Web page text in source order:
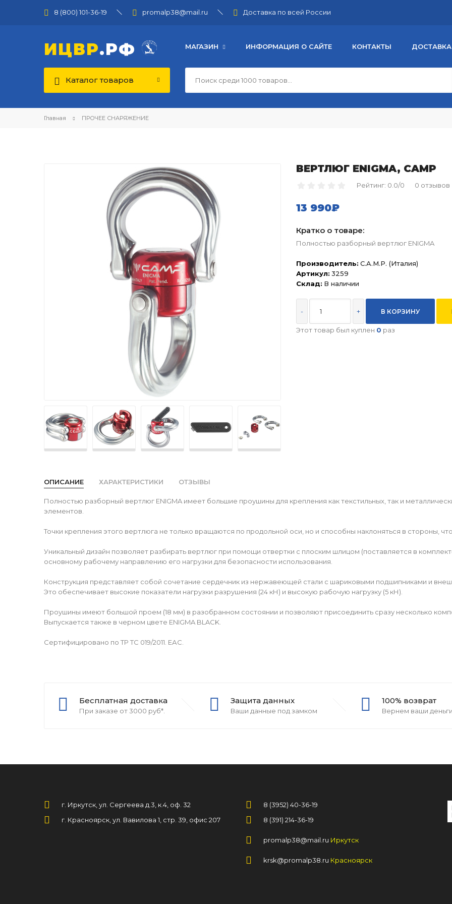
8 (800) 101-36-19 promalp38@mail.ru Доставка по всей России
ИЦВР.РФ МАГАЗИН ИНФОРМАЦИЯ О САЙТЕ КОНТАКТЫ
Каталог товаров
Главная ПРОЧЕЕ СНАРЯЖЕНИЕ
ВЕРТЛЮГ ENIGMA, CAMP
Рейтинг: 0.0/0 0 отзывов
13 990₽
Кратко о товаре:
Полностью разборный вертлюг ENIGMA
Производитель: C.A.M.P. (Италия)
Артикул: 3259
Склад: В наличии
- +
Этот товар был куплен 0 раз
ОПИСАНИЕ ХАРАКТЕРИСТИКИ ОТЗЫВЫ
Полностью разборный вертлюг ENIGMA имеет большие проушины для крепления как текстильных, так и
элементов.
Точки крепления этого вертлюга не только вращаются по продольной оси, но и способны наклоняться в стороны,
Уникальный дизайн позволяет разбирать вертлюг при помощи отвертки с плоским шлицом (поставляется в
основному рабочему направлению его нагрузки для безопасности использования.
Конструкция представляет собой сочетание сердечник из нержавеющей стали с шариковыми подшипниками и
Это обеспечивает высокие показатели нагрузки разрушения (24 кН) и высокую рабочую нагрузку (5 кН).
Проушины имеют большой проем (18 мм) в разобранном состоянии и позволяют присоединить сразу несколько
Выпускается также в черном цвете ENIGMA BLACK.
Сертифицировано по ТР ТС 019/2011. ЕАС.
Бесплатная доставка
При заказе от 3000 руб*.
Защита данных
Ваши данные под замком
100% возврат
Вернем ваши деньги
г. Иркутск, ул. Сергеева д.3, к.4, оф. 32
г. Красноярск, ул. Вавилова 1, стр. 39, офис 207
8 (3952) 40-36-19
8 (391) 214-36-19
promalp38@mail.ru Иркутск
krsk@promalp38.ru Красноярск